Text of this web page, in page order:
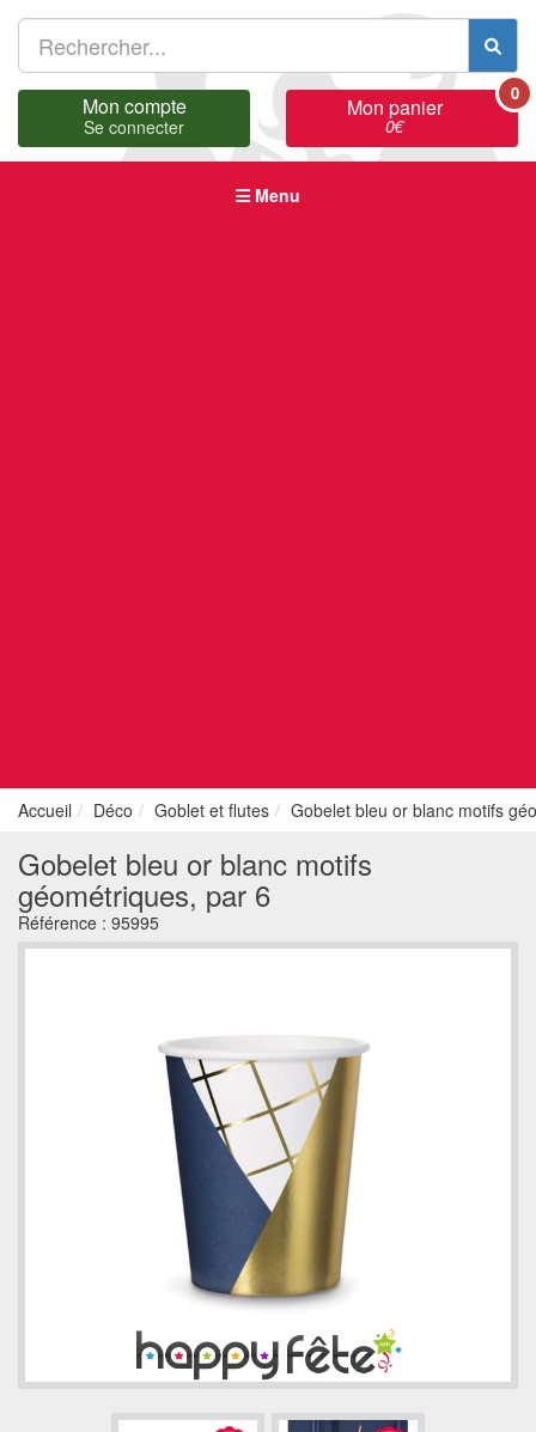
Mon compte
Se connecter
Mon panier
0€
0
Menu
Accueil Déco Goblet et flutes Gobelet bleu or blanc motifs
Gobelet bleu or blanc motifs
géométriques, par 6
Référence : 95995